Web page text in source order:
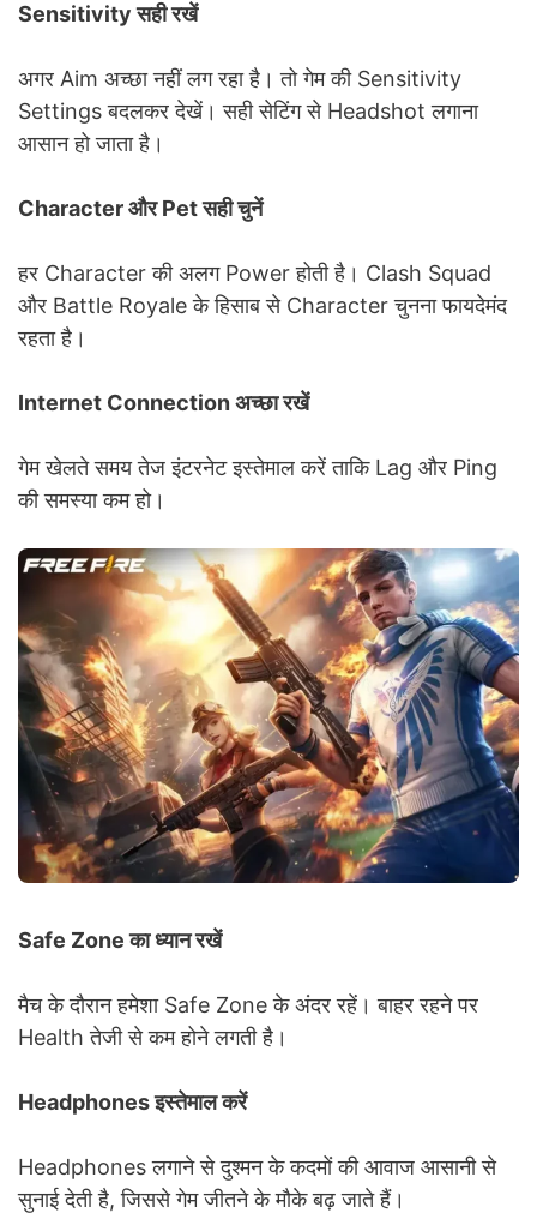
Sensitivity सही रखें
अगर Aim अच्छा नहीं लग रहा है। तो गेम की Sensitivity
Settings बदलकर देखें। सही सेटिंग से Headshot लगाना
आसान हो जाता है।
Character और Pet सही चुनें
हर Character की अलग Power होती है। Clash Squad
और Battle Royale के हिसाब से Character चुनना फायदेमंद
रहता है।
Internet Connection अच्छा रखें
गेम खेलते समय तेज इंटरनेट इस्तेमाल करें ताकि Lag और Ping
की समस्या कम हो।
Safe Zone का ध्यान रखें
मैच के दौरान हमेशा Safe Zone के अंदर रहें। बाहर रहने पर
Health तेजी से कम होने लगती है।
Headphones इस्तेमाल करें
Headphones लगाने से दुश्मन के कदमों की आवाज आसानी से
सुनाई देती है, जिससे गेम जीतने के मौके बढ़ जाते हैं।